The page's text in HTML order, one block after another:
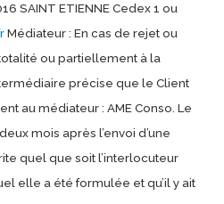
SAINT ETIENNE Cedex 1 ou
Médiateur : En cas de rejet ou
ou partiellement à la
précise que le Client
au médiateur : AME Conso. Le
mois après l’envoi d’une
quel que soit l’interlocuteur
elle a été formulée et qu’il y ait